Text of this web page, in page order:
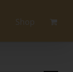
Shop